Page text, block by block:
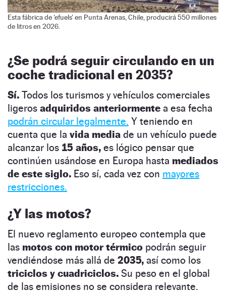
Esta fábrica de ‘efuels’ en Punta Arenas, Chile, producirá 550 millones
de litros en 2026.
¿Se podrá seguir circulando en un
coche tradicional en 2035?
Sí. Todos los turismos y vehículos comerciales
ligeros adquiridos anteriormente a esa fecha
podrán circular legalmente. Y teniendo en
cuenta que la vida media de un vehículo puede
alcanzar los 15 años, es lógico pensar que
continúen usándose en Europa hasta mediados
de este siglo. Eso sí, cada vez con mayores
restricciones.
¿Y las motos?
El nuevo reglamento europeo contempla que
las motos con motor térmico podrán seguir
vendiéndose más allá de 2035, así como los
triciclos y cuadriciclos. Su peso en el global
de las emisiones no se considera relevante.